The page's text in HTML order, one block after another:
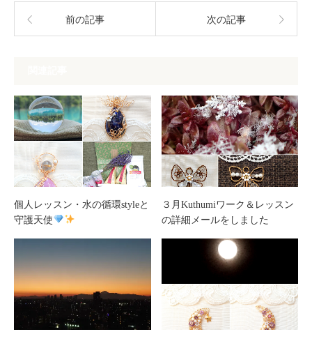
前の記事 次の記事
個人レッスン・水の循環styleと
守護天使
３月Kuthumiワーク＆レッスン
の詳細メールをしました